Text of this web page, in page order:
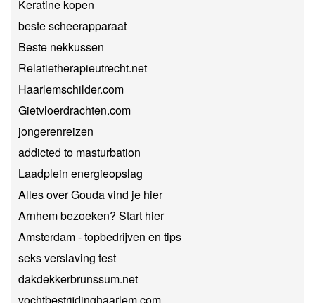
Keratine kopen
beste scheerapparaat
Beste nekkussen
Relatietherapieutrecht.net
Haarlemschilder.com
Gietvloerdrachten.com
jongerenreizen
addicted to masturbation
Laadplein energieopslag
Alles over Gouda vind je hier
Arnhem bezoeken? Start hier
Amsterdam - topbedrijven en tips
seks verslaving test
dakdekkerbrunssum.net
vochtbestrijdinghaarlem.com